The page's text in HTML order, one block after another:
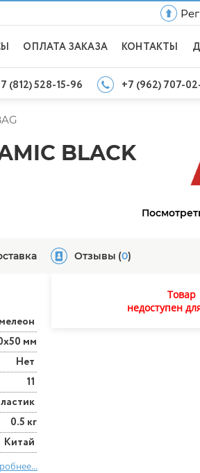
ОПЛАТА ЗАКАЗА КОНТАКТЫ
(812) 528-15-96 +7 (962) 707-
BLACK
Отзывы (0)
мм
Нет
11
0.5 кг
Китай
Товар
недоступен